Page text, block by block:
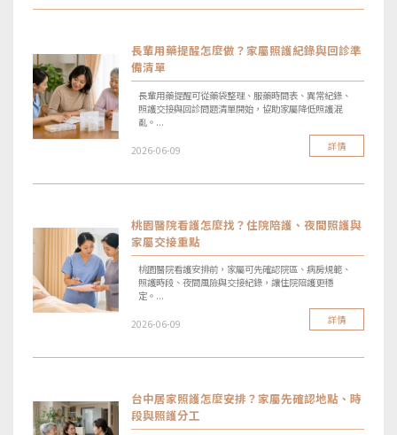
長輩用藥提醒怎麼做？家屬照護紀錄與回診準
備清單
長輩用藥提醒可從藥袋整理、服藥時間表、異常紀錄、
照護交接與回診問題清單開始，協助家屬降低照護混
亂。...
2026-06-09 詳情
桃園醫院看護怎麼找？住院陪護、夜間照護與
家屬交接重點
桃園醫院看護安排前，家屬可先確認院區、病房規範、
照護時段、夜間風險與交接紀錄，讓住院陪護更穩
定。...
2026-06-09 詳情
台中居家照護怎麼安排？家屬先確認地點、時
段與照護分工